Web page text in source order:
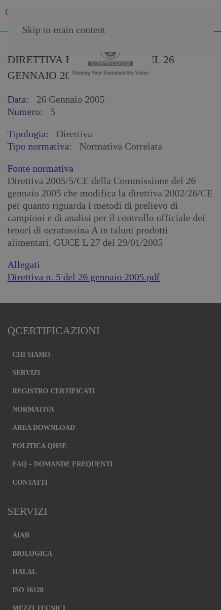
Skip to main content
DIRETTIVA EUROPEA N. 5 DEL 26
GENNAIO 2005
Data:
26 Gennaio 2005
Numero:
5
Tipologia:
Direttiva
Tipo normativa:
Normativa Correlata
Fonte normativa
Direttiva 2005/5/CE della Commissione del 26
gennaio 2005 che modifica la direttiva 2002/26/CE
per quanto riguarda i metodi di prelievo di
campioni e di analisi per il controllo ufficiale dei
tenori di ocratossina A in taluni prodotti
alimentari. GUCE L 27 del 29/01/2005
Allegati
Direttiva n. 5 del 26 gennaio 2005.pdf
QCERTIFICAZIONI
CHI SIAMO
SERVIZI
REGISTRO CERTIFICATI
NORMATIVA
AREA DOWNLOAD
POLITICA QHSE
FAQ – DOMANDE FREQUENTI
CONTATTI
SERVIZI
AIAB
BIOLOGICA
HALAL
ISO 16128
MEZZI TECNICI